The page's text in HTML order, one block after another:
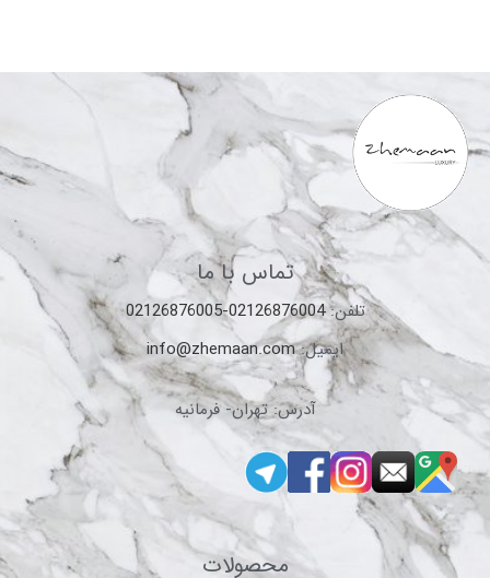
تماس با ما
تلفن:02126876004-02126876005
ایمیل:info@zhemaan.com
آدرس: تهران- فرمانیه
محصولات